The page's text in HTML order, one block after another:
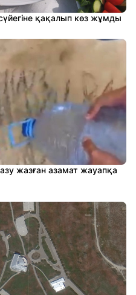
қақалып көз жұмды
жазған азамат жауапқа